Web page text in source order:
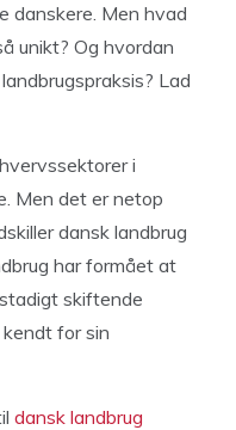
danskere. Men hvad
unikt? Og hvordan
Lad
i
Men det er netop
dansk landbrug
har formået at
skiftende
for sin
dansk landbrug